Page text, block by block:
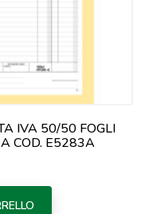
IVA 50/50 FOGLI
COD. E5283A